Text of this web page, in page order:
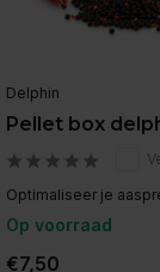
Delphin
Pellet box
Optimaliseer je
Op voorraad
€7,50